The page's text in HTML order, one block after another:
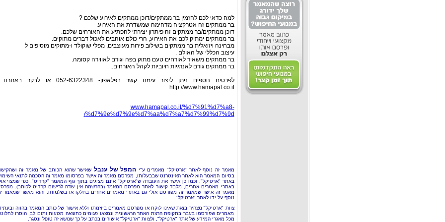
למה כדאי לכם להזמין בר ממתקים/דוכן ממתקים לאירוע שלכם ?
בר ממתקים זה אטרקציה מדהימה שמשדרת את האירוע.
דוכן ממתקים/בר ממתקים זה פיתרון יצירתי להפתיע את האורחים שלכם.
בר ממתקים ימתיק לכם את האירוע, הרי כולם אוהבים לאכול דברים מתוקים.
מבחינה ויזואלית בר ממתקים בשילוב פירות מעוצבים, מפלי שוקולד ו-מתוקים מוסיפים ל
עיצוב הכללי של האולם .
בר ממתקים משאיר לאורחים טעם מתוק בפה וגורם לאווירה קסומה.
בר ממתקים גורם לאנרגיות חיוביות לקהל האורחים..
לפרטים נוספים ניתן ליצור עימנו קשר בפלאפון- 052-6322348 או לבקר
http://www.hamapal.co.il
www.hamapal.co.il/%d7%91%d7%a8-
%d7%9e%d7%9e%d7%aa%d7%a7%d7%99%d7%9d/
מאמר זה נוסף לאתר "ארטיקל" מאמרים ע"י המפל של ענבל שאישר שהוא הכותב של מאמר זה
בסיום המאמר הוא לאתר האינטרנט שבבעלותו, מפרסם מאמר זה אישר בפרסומו מאמר זה הסכמה לתנאי
באתר "ארטיקל", וכמו כן אישר את העובדה ש"ארטיקל" אינם מציגים בתוך גוף המאמר "קרדיט", כפי שמצוי
באתרי מאמרים אחרים, מלבד קישור לאתר מפרסם המאמר (בהרשמה אין שדה לרישום קרדיט לכותב).
מאמר זה אישר שמאמר זה מפורסם אולי גם באתרי מאמרים אחרים בחלקו או בשלמותו, והוא מאשר שמאמר
נוסף על ידו לאתר "ארטיקל".
צוות "ארטיקל" מצהיר בזאת שאינו לוקח או מפרסם מאמרים ביוזמתו וללא אישור של כותב המאמר בהווה
מאמרים שפורסמו בעבר בתקופת הרצת האתר הראשונית ונמצאו פגומים כתוצאה מטעות ותום לב, הוסרו
מכל מאגרי המידע של אתר "ארטיקל", ולצוות "ארטיקל" אישורים בכתב על כך שנושא זה טופל ונסגר.